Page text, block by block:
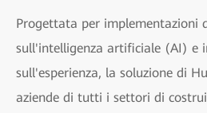
Progettata per implementazioni
sull'intelligenza artificiale (AI) e
sull'esperienza, la soluzione di
aziende di tutti i settori di